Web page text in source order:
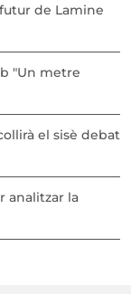
de Lamine
"Un metre
el sisè debat
analitzar la